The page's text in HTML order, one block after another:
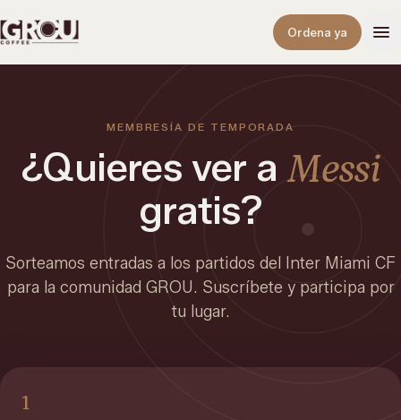
Ordena ya
MEMBRESÍA DE TEMPORADA
¿Quieres ver a Messi
gratis?
Sorteamos entradas a los partidos del Inter Miami CF
para la comunidad GROU. Suscríbete y participa por
tu lugar.
1